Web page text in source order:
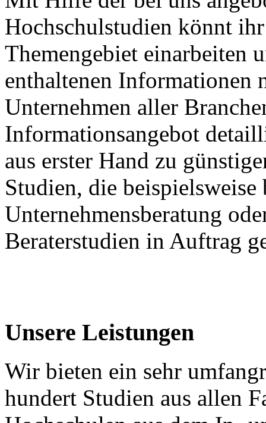
Hochschulstudien könnt
Themengebiet einarbeiten
enthaltenen Informationen
Unternehmen aller
Informationsangebot
aus erster Hand zu
Studien, die beispielsweise
Unternehmensberatung
Beraterstudien in Auftrag
Unsere Leistungen
Wir bieten ein sehr
hundert Studien aus allen